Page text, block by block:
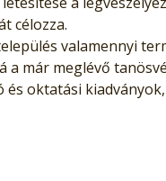
célozza.
valamennyi
a már meglévő
oktatási